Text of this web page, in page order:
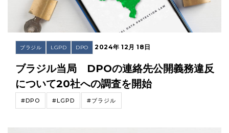
ブラジル LGPD DPO 2024年 12月 18日
ブラジル当局 DPOの連絡先公開義務違反
について20社への調査を開始
#DPO #LGPD #ブラジル